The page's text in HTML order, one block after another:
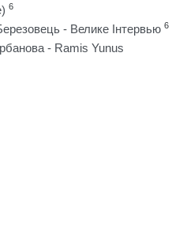
6
- Велике Інтервью 6
- Ramis Yunus